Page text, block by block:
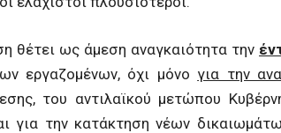
θέτει ως άμεση αναγκαιότητα την
εργαζομένων, όχι μόνο για την
του αντιλαϊκού μετώπου
για την κατάκτηση νέων